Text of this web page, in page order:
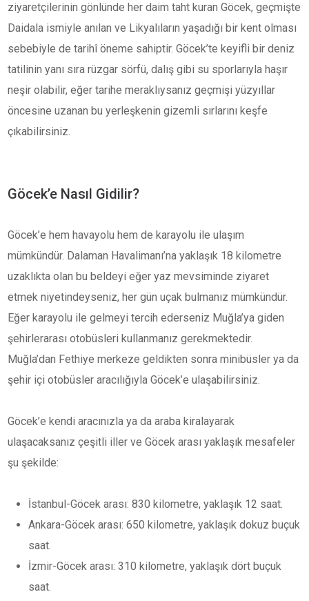
ziyaretçilerinin gönlünde her daim taht kuran Göcek, geçmişte
Daidala ismiyle anılan ve Likyalıların yaşadığı bir kent olması
sebebiyle de tarihî öneme sahiptir. Göcek’te keyifli bir deniz
tatilinin yanı sıra rüzgar sörfü, dalış gibi su sporlarıyla haşır
neşir olabilir, eğer tarihe meraklıysanız geçmişi yüzyıllar
öncesine uzanan bu yerleşkenin gizemli sırlarını keşfe
çıkabilirsiniz.
Göcek’e Nasıl Gidilir?
Göcek’e hem havayolu hem de karayolu ile ulaşım
mümkündür. Dalaman Havalimanı’na yaklaşık 18 kilometre
uzaklıkta olan bu beldeyi eğer yaz mevsiminde ziyaret
etmek niyetindeyseniz, her gün uçak bulmanız mümkündür.
Eğer karayolu ile gelmeyi tercih ederseniz Muğla’ya giden
şehirlerarası otobüsleri kullanmanız gerekmektedir.
Muğla’dan Fethiye merkeze geldikten sonra minibüsler ya da
şehir içi otobüsler aracılığıyla Göcek’e ulaşabilirsiniz.
Göcek’e kendi aracınızla ya da araba kiralayarak
ulaşacaksanız çeşitli iller ve Göcek arası yaklaşık mesafeler
şu şekilde:
İstanbul-Göcek arası: 830 kilometre, yaklaşık 12 saat.
Ankara-Göcek arası: 650 kilometre, yaklaşık dokuz buçuk
saat.
İzmir-Göcek arası: 310 kilometre, yaklaşık dört buçuk
saat.